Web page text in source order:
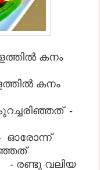
കനം
കനം
-
- ഓരോന്ന്
വലിയ